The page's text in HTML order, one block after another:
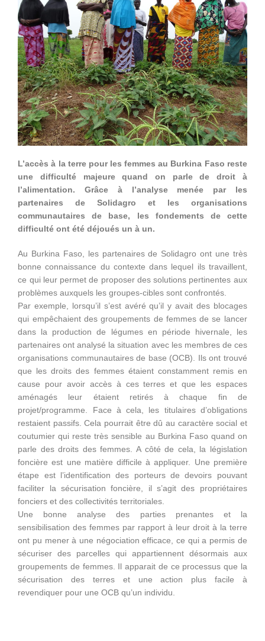
L’accès à la terre pour les femmes au Burkina Faso reste
une difficulté majeure quand on parle de droit à
l’alimentation. Grâce à l’analyse menée par les
partenaires de Solidagro et les organisations
communautaires de base, les fondements de cette
difficulté ont été déjoués un à un.
Au Burkina Faso, les partenaires de Solidagro ont une très
bonne connaissance du contexte dans lequel ils travaillent,
ce qui leur permet de proposer des solutions pertinentes aux
problèmes auxquels les groupes-cibles sont confrontés.
Par exemple, lorsqu’il s’est avéré qu’il y avait des blocages
qui empêchaient des groupements de femmes de se lancer
dans la production de légumes en période hivernale, les
partenaires ont analysé la situation avec les membres de ces
organisations communautaires de base (OCB). Ils ont trouvé
que les droits des femmes étaient constamment remis en
cause pour avoir accès à ces terres et que les espaces
aménagés leur étaient retirés à chaque fin de
projet/programme. Face à cela, les titulaires d’obligations
restaient passifs. Cela pourrait être dû au caractère social et
coutumier qui reste très sensible au Burkina Faso quand on
parle des droits des femmes. A côté de cela, la législation
foncière est une matière difficile à appliquer. Une première
étape est l’identification des porteurs de devoirs pouvant
faciliter la sécurisation foncière, il s’agit des propriétaires
fonciers et des collectivités territoriales.
Une bonne analyse des parties prenantes et la
sensibilisation des femmes par rapport à leur droit à la terre
ont pu mener à une négociation efficace, ce qui a permis de
sécuriser des parcelles qui appartiennent désormais aux
groupements de femmes. Il apparait de ce processus que la
sécurisation des terres et une action plus facile à
revendiquer pour une OCB qu’un individu.